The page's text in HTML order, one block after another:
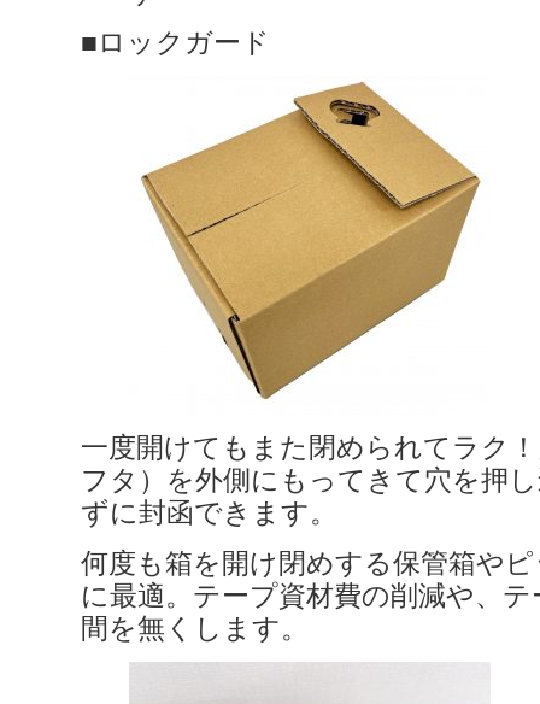
■ロックガード
一度開けてもまた閉められてラク
フタ）を外側にもってきて穴を押
ずに封函できます。
何度も箱を開け閉めする保管箱や
に最適。テープ資材費の削減や、
間を無くします。